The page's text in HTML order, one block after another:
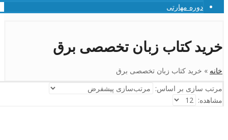
دوره مهارتی
خرید کتاب زبان تخصصی برق
خانه » خرید کتاب زبان تخصصی برق
مرتب سازی بر اساس:
مشاهده: